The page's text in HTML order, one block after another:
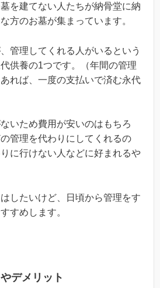
を建てない人たちが納骨堂に納
方のお墓が集まっています。
管理してくれる人がいるという
供養の1つです。（年間の管理
れば、一度の支払いで済む永代
いため費用が安いのはもちろ
管理を代わりにしてくれるの
に行けない人などに好まれるや
したいけど、日頃から管理をす
すめします。
デメリット